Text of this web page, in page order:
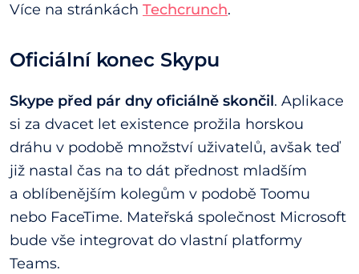
Více na stránkách Techcrunch.
Oficiální konec Skypu
Skype před pár dny oficiálně skončil. Aplikace
si za dvacet let existence prožila horskou
dráhu v podobě množství uživatelů, avšak teď
již nastal čas na to dát přednost mladším
a oblíbenějším kolegům v podobě Toomu
nebo FaceTime. Mateřská společnost Microsoft
bude vše integrovat do vlastní platformy
Teams.